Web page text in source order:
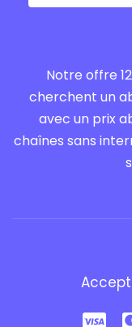
Notre offre
cherchent un
avec un prix
chaînes sans